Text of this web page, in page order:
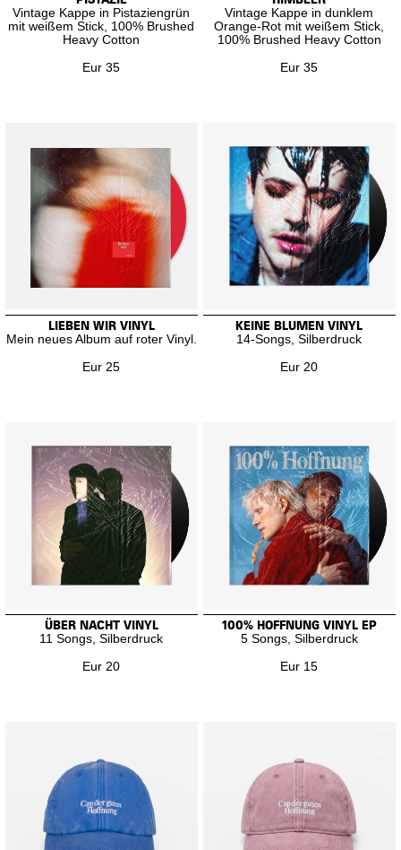
Vintage Kappe in Pistaziengrün
mit weißem Stick, 100% Brushed
Heavy Cotton
Eur 35
Vintage Kappe in dunklem
Orange-Rot mit weißem Stick,
100% Brushed Heavy Cotton
Eur 35
LIEBEN WIR VINYL
Mein neues Album auf roter Vinyl.
Eur 25
KEINE BLUMEN VINYL
14-Songs, Silberdruck
Eur 20
ÜBER NACHT VINYL
11 Songs, Silberdruck
Eur 20
100% HOFFNUNG VINYL EP
5 Songs, Silberdruck
Eur 15